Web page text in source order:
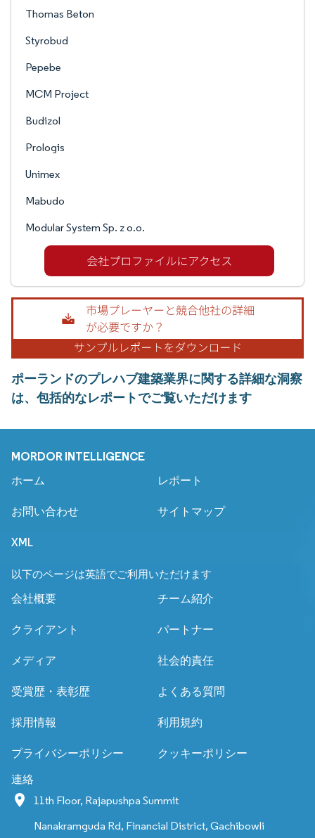
Thomas Beton
Styrobud
Pepebe
MCM Project
Budizol
Prologis
Unimex
Mabudo
Modular System Sp. z o.o.
ポーランドのプレハブ建築業界に関する詳細な洞察
は、包括的なレポートでご覧いただけます
MORDOR INTELLIGENCE
ホーム レポート
お問い合わせ サイトマップ
XML
以下のページは英語でご利用いただけます
会社概要 チーム紹介
クライアント パートナー
メディア 社会的責任
受賞歴・表彰歴 よくある質問
採用情報 利用規約
プライバシーポリシー クッキーポリシー
連絡
11th Floor, Rajapushpa Summit
Nanakramguda Rd, Financial District, Gachibowli